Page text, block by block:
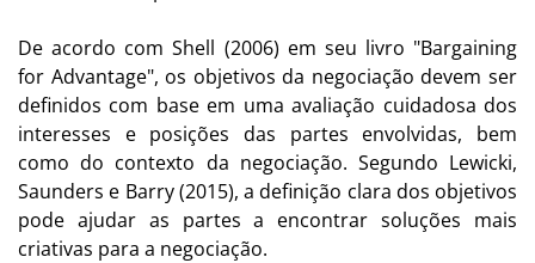
De acordo com Shell (2006) em seu livro "Bargaining
for Advantage", os objetivos da negociação devem ser
definidos com base em uma avaliação cuidadosa dos
interesses e posições das partes envolvidas, bem
como do contexto da negociação. Segundo Lewicki,
Saunders e Barry (2015), a definição clara dos objetivos
pode ajudar as partes a encontrar soluções mais
criativas para a negociação.